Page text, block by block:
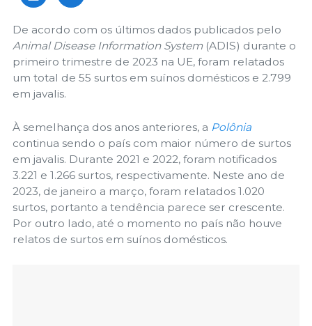
De acordo com os últimos dados publicados pelo
Animal Disease Information System(ADIS) durante o
primeiro trimestre de 2023 na UE, foram relatados
um total de 55 surtos em suínos domésticos e 2.799
em javalis.
À semelhança dos anos anteriores, a Polônia
continua sendo o país com maior número de surtos
em javalis. Durante 2021 e 2022, foram notificados
3.221 e 1.266 surtos, respectivamente. Neste ano de
2023, de janeiro a março, foram relatados 1.020
surtos, portanto a tendência parece ser crescente.
Por outro lado, até o momento no país não houve
relatos de surtos em suínos domésticos.